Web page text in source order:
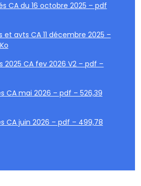
CA du 16 octobre 2025 – pdf
et avts CA 11 décembre 2025 –
2025 CA fev 2026 V2 – pdf –
CA mai 2026 – pdf – 526,39
CA juin 2026 – pdf – 499,78